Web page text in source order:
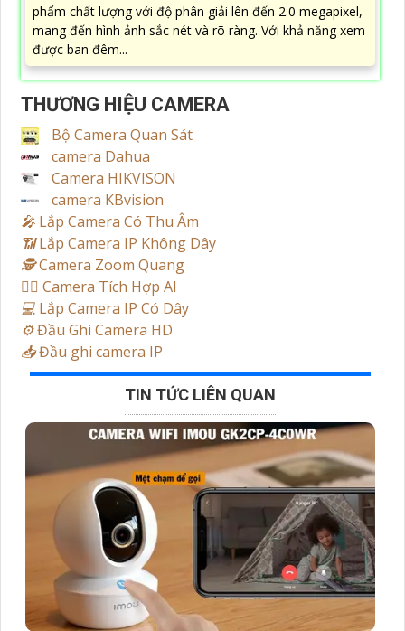
phẩm chất lượng với độ phân giải lên đến 2.0 megapixel,
mang đến hình ảnh sắc nét và rõ ràng. Với khả năng xem
được ban đêm...
THƯƠNG HIỆU CAMERA
Bộ Camera Quan Sát
camera Dahua
Camera HIKVISON
camera KBvision
️🎤️ Lắp Camera Có Thu Âm
📶Lắp Camera IP Không Dây
🕵️Camera Zoom Quang
🧛‍♀️ Camera Tích Hợp AI
💻 Lắp Camera IP Có Dây
⚙️Đầu Ghi Camera HD
📥Đầu ghi camera IP
TIN TỨC LIÊN QUAN